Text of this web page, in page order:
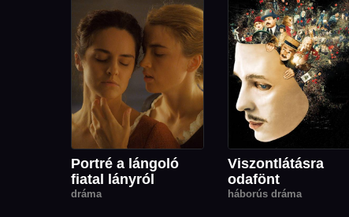
Portré a lángoló
fiatal lányról
dráma
Viszontlátásra
odafönt
háborús dráma